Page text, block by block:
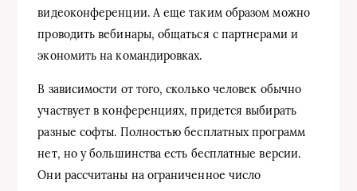
видеоконференции. А еще таким образом можно
проводить вебинары, общаться с партнерами и
экономить на командировках.
В зависимости от того, сколько человек обычно
участвует в конференциях, придется выбирать
разные софты. Полностью бесплатных программ
нет, но у большинства есть бесплатные версии.
Они рассчитаны на ограниченное число